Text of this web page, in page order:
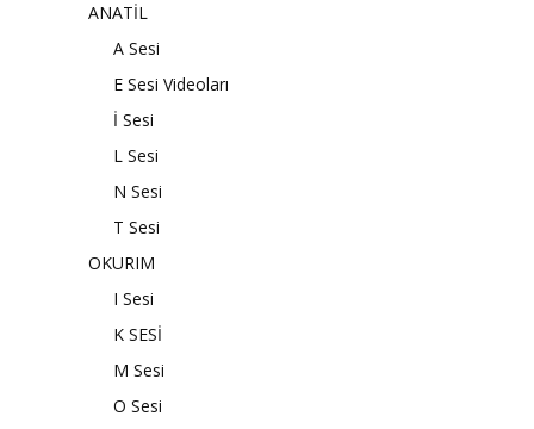
ANATİL
A Sesi
E Sesi Videoları
İ Sesi
L Sesi
N Sesi
T Sesi
OKURIM
I Sesi
K SESİ
M Sesi
O Sesi